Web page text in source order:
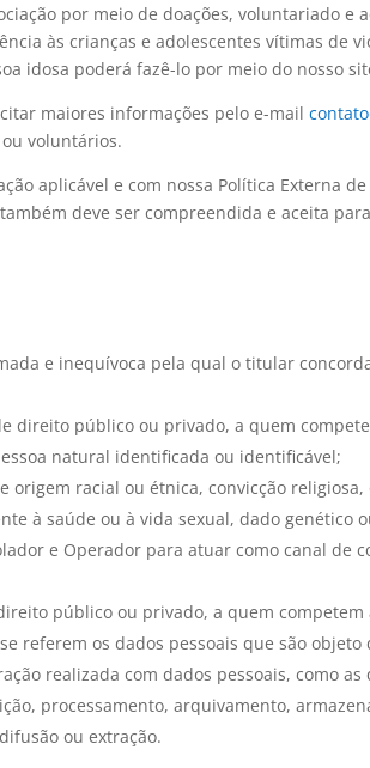
por meio de doações, voluntariado
às crianças e adolescentes vítimas de
idosa poderá fazê-lo por meio do nosso
maiores informações pelo e-mail
voluntários.
aplicável e com nossa Política Externa
deve ser compreendida e aceita
e inequívoca pela qual o titular
direito público ou privado, a quem
natural identificada ou identificável;
origem racial ou étnica, convicção
à saúde ou à vida sexual, dado
e Operador para atuar como canal de
público ou privado, a quem
referem os dados pessoais que são
realizada com dados pessoais, como
processamento, arquivamento,
ou extração.